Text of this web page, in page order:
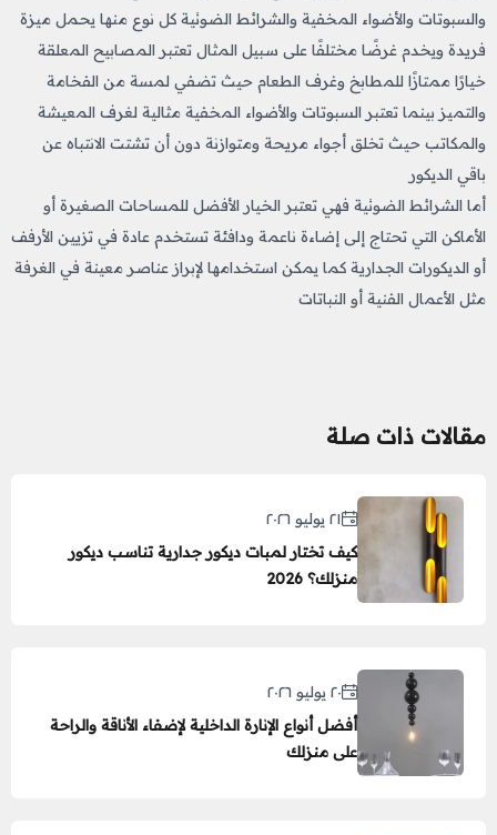
والسبوتات والأضواء المخفية والشرائط الضوئية كل نوع منها يحمل ميزة
فريدة ويخدم غرضًا مختلفًا على سبيل المثال تعتبر المصابيح المعلقة
خيارًا ممتازًا للمطابخ وغرف الطعام حيث تضفي لمسة من الفخامة
والتميز بينما تعتبر السبوتات والأضواء المخفية مثالية لغرف المعيشة
والمكاتب حيث تخلق أجواء مريحة ومتوازنة دون أن تشتت الانتباه عن
باقي الديكور
أما الشرائط الضوئية فهي تعتبر الخيار الأفضل للمساحات الصغيرة أو
الأماكن التي تحتاج إلى إضاءة ناعمة ودافئة تستخدم عادة في تزيين الأرفف
أو الديكورات الجدارية كما يمكن استخدامها لإبراز عناصر معينة في الغرفة
مثل الأعمال الفنية أو النباتات
مقالات ذات صلة
٢١ يوليو ٢٠٢٦
كيف تختار لمبات ديكور جدارية تناسب ديكور
منزلك؟ 2026
٢٠ يوليو ٢٠٢٦
أفضل أنواع الإنارة الداخلية لإضفاء الأناقة والراحة
على منزلك